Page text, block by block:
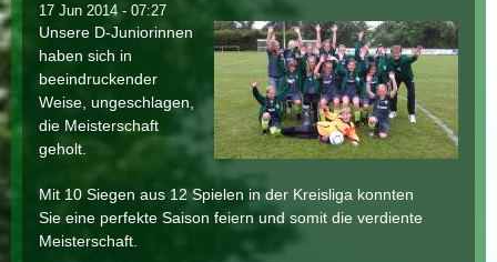
17 Jun 2014 - 07:27
Unsere D-Juniorinnen
haben sich in
beeindruckender
Weise, ungeschlagen,
die Meisterschaft
geholt.
Mit 10 Siegen aus 12 Spielen in der Kreisliga konnten
Sie eine perfekte Saison feiern und somit die verdiente
Meisterschaft.